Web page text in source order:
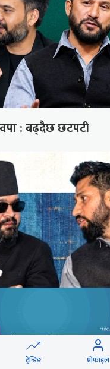
: बढ्दैछ छटपटी
४५ मिनेट कुराकानी
ट्रेन्डिङ प्रोफाइल